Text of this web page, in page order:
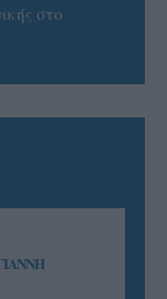
στο